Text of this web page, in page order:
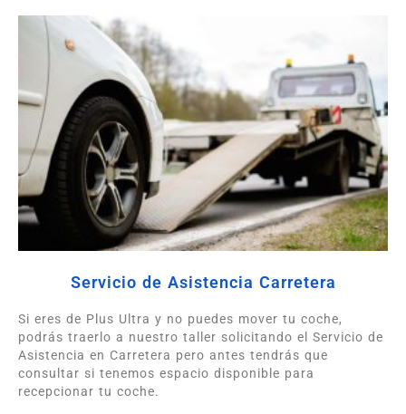
Servicio de Asistencia Carretera
Si eres de Plus Ultra y no puedes mover tu coche,
podrás traerlo a nuestro taller solicitando el Servicio de
Asistencia en Carretera pero antes tendrás que
consultar si tenemos espacio disponible para
recepcionar tu coche.